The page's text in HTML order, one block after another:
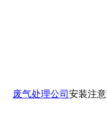
废气处理公司 安装注意